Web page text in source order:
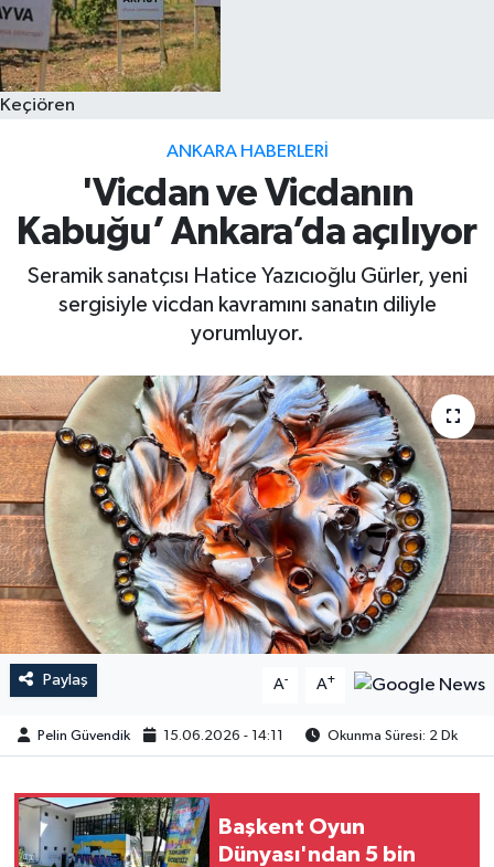
Keçiören
ANKARA HABERLERI
'Vicdan ve Vicdanın
Kabuğu’ Ankara’da açılıyor
Seramik sanatçısı Hatice Yazıcıoğlu Gürler, yeni
sergisiyle vicdan kavramını sanatın diliyle
yorumluyor.
Paylaş A- A+
Pelin Güvendik 15.06.2026 - 14:11 Okunma Süresi: 2 Dk
Başkent Oyun
Dünyası'ndan 5 bin